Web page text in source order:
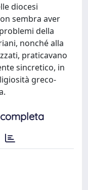
diocesi
sembra aver
della
nonché alla
praticavano
sincretico, in
greco-